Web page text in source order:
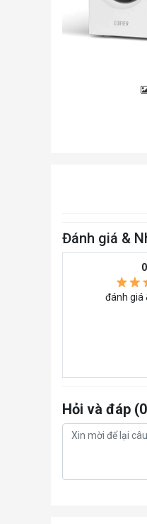
Đánh giá &
0
đánh giá
Hỏi và đáp